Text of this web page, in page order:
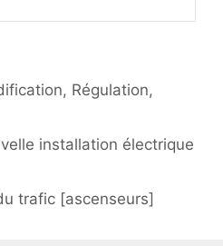
, Régulation,
installation électrique
trafic [ascenseurs]